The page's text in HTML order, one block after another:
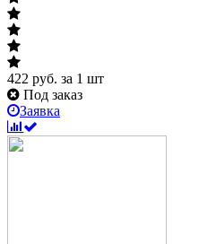
422 руб. за 1 шт
Под заказ
Заявка